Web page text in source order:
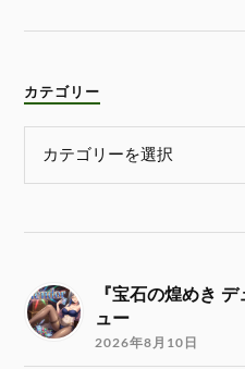
カテゴリー
『宝石の煌めき
ュー
2026年8月10日